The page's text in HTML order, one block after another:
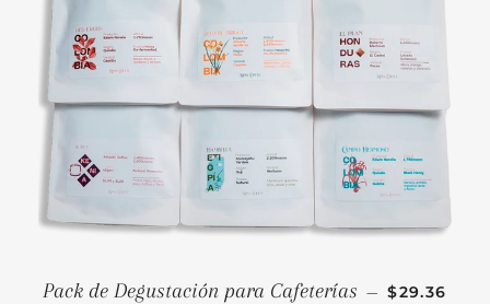
Pack de Degustación para Cafeterías — PRECIO
$29.36